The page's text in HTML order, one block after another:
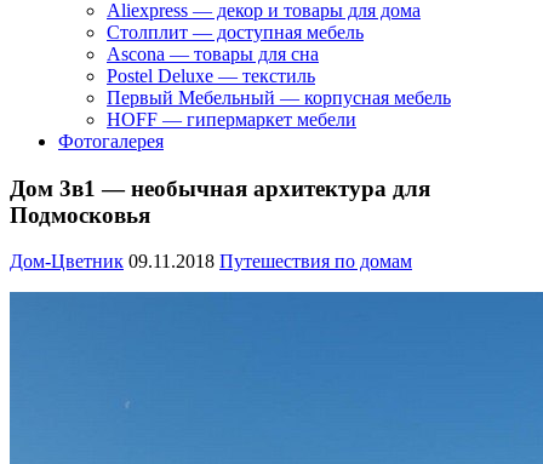
Aliexpress — декор и товары для дома
Столплит — доступная мебель
Ascona — товары для сна
Postel Deluxe — текстиль
Первый Мебельный — корпусная мебель
HOFF — гипермаркет мебели
Фотогалерея
Дом 3в1 — необычная архитектура для
Подмосковья
Дом-Цветник 09.11.2018 Путешествия по домам